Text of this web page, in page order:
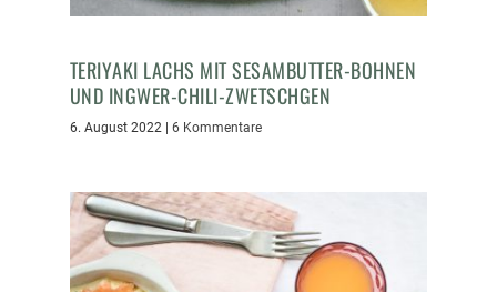
TERIYAKI LACHS MIT SESAMBUTTER-BOHNEN
UND INGWER-CHILI-ZWETSCHGEN
6. August 2022 | 6 Kommentare